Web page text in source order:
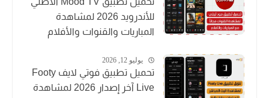
للأندرويد 2026 لمشاهدة
المباريات والقنوات والأفلام
يوليو 12, 2026
تحميل تطبيق فوتي لايف Footy
Live آخر إصدار 2026 لمشاهدة